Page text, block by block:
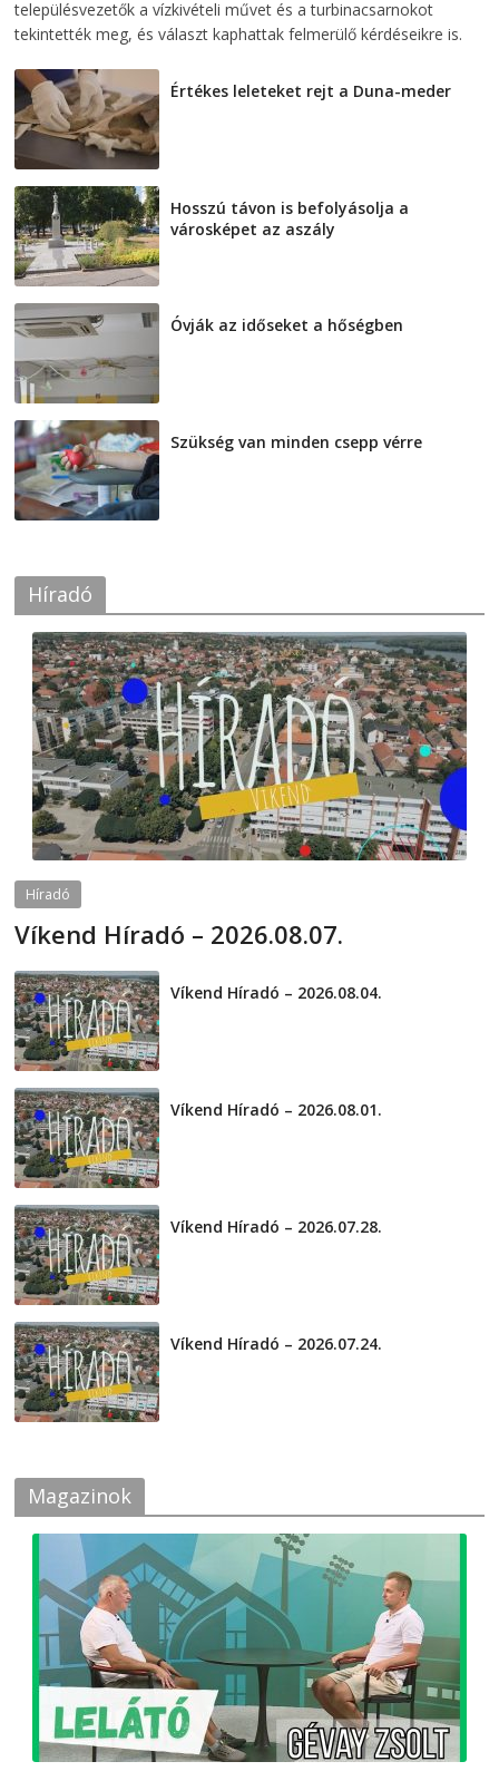
településvezetők a vízkivételi művet és a turbinacsarnokot
tekintették meg, és választ kaphattak felmerülő kérdéseikre is.
Értékes leleteket rejt a Duna-meder
Hosszú távon is befolyásolja a
városképet az aszály
Óvják az időseket a hőségben
Szükség van minden csepp vérre
Híradó
Híradó
Víkend Híradó – 2026.08.07.
Víkend Híradó – 2026.08.04.
Víkend Híradó – 2026.08.01.
Víkend Híradó – 2026.07.28.
Víkend Híradó – 2026.07.24.
Magazinok